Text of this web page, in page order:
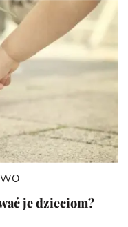
je dzieciom?